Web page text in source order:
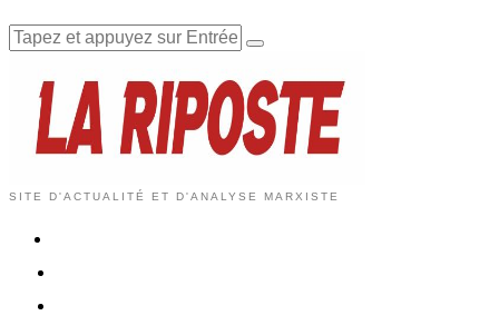
SITE D'ACTUALITÉ ET D'ANALYSE MARXISTE